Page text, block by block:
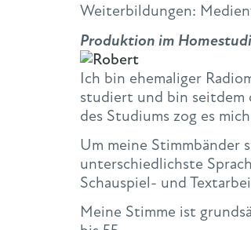
Weiterbildungen:
Produktion im
Ich bin ehemaliger
studiert und bin seitdem
des Studiums zog es
Um meine Stimmbänder
unterschiedlichste
Schauspiel- und
Meine Stimme ist